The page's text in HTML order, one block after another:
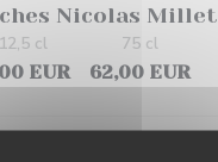
Nicolas Millet
EUR
12,5 cl
62,00 EUR
75 cl